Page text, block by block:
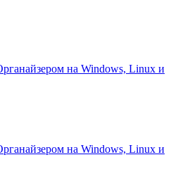
на Windows, Linux и
на Windows, Linux и